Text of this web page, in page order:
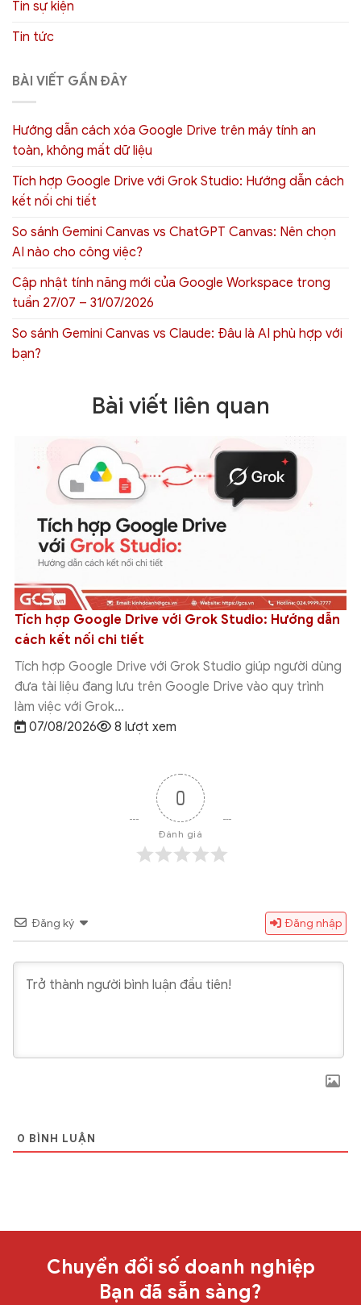
Tin sự kiện
Tin tức
BÀI VIẾT GẦN ĐÂY
Hướng dẫn cách xóa Google Drive trên máy tính an
toàn, không mất dữ liệu
Tích hợp Google Drive với Grok Studio: Hướng dẫn cách
kết nối chi tiết
So sánh Gemini Canvas vs ChatGPT Canvas: Nên chọn
AI nào cho công việc?
Cập nhật tính năng mới của Google Workspace trong
tuần 27/07 – 31/07/2026
So sánh Gemini Canvas vs Claude: Đâu là AI phù hợp với
bạn?
Bài viết liên quan
Tích hợp Google Drive với Grok Studio: Hướng dẫn
cách kết nối chi tiết
Tích hợp Google Drive với Grok Studio giúp người dùng
đưa tài liệu đang lưu trên Google Drive vào quy trình
làm việc với Grok...
07/08/2026
8 lượt xem
0
Đánh giá
Đăng ký Đăng nhập
0 BÌNH LUẬN
Chuyển đổi số doanh nghiệp
Bạn đã sẵn sàng?